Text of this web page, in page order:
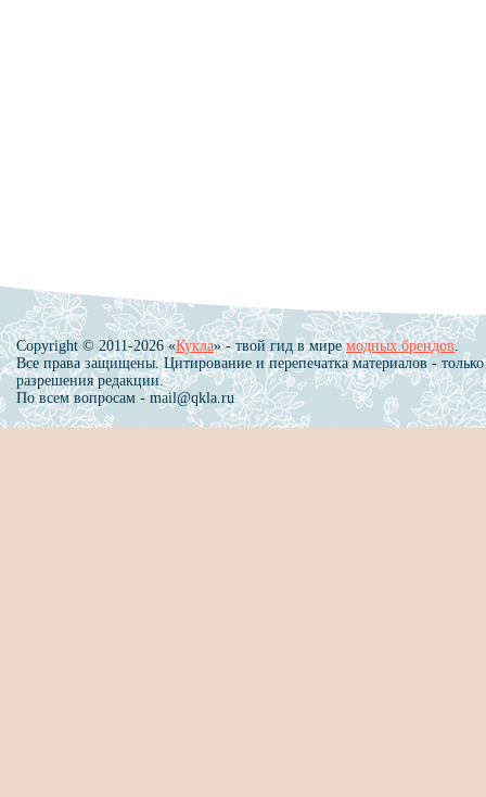
Copyright © 2011-2026 «Кукла» - твой гид в миремодных брендов.
Все права защищены. Цитирование и перепечатка материалов - только
разрешения редакции.
По всем вопросам - mail@qkla.ru